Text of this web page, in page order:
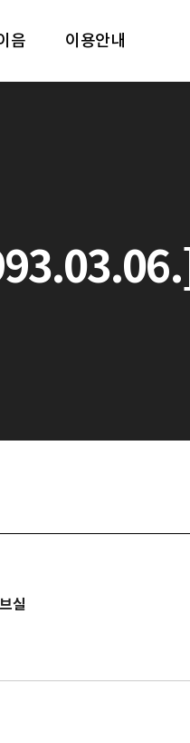
음 이용안내
실